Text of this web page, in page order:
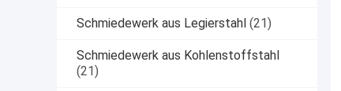
Schmiedewerk aus Legierstahl (21)
Schmiedewerk aus Kohlenstoffstahl
(21)